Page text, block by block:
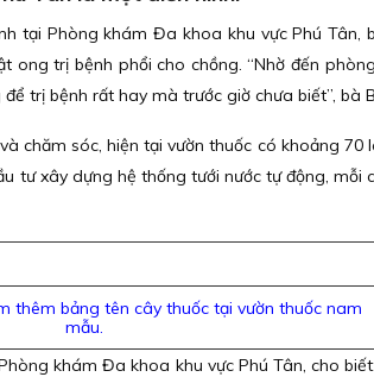
tại Phòng khám Đa khoa khu vực Phú Tân,
ong trị bệnh phổi cho chồng. “Nhờ đến
trị bệnh rất hay mà trước giờ chưa biết”, bà
chăm sóc, hiện tại vườn thuốc có khoảng
tư xây dựng hệ thống tưới nước tự động,
thêm bảng tên cây thuốc tại vườn thuốc nam
mẫu.
khám Đa khoa khu vực Phú Tân, cho